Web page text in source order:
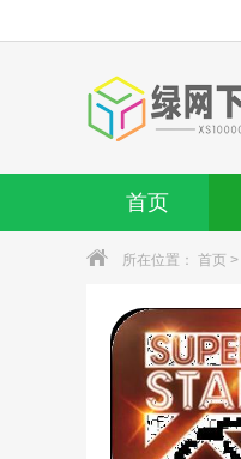
首页
所在位置： 首页 >